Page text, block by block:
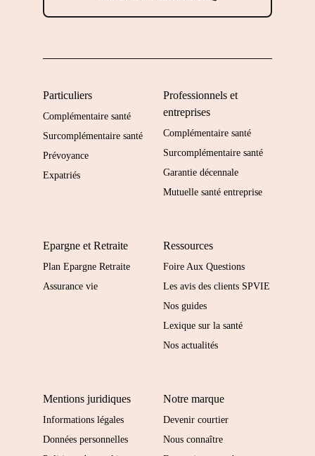
Particuliers
Complémentaire santé
Surcomplémentaire santé
Prévoyance
Expatriés
Professionnels et
entreprises
Complémentaire santé
Surcomplémentaire santé
Garantie décennale
Mutuelle santé entreprise
Epargne et Retraite
Plan Epargne Retraite
Assurance vie
Ressources
Foire Aux Questions
Les avis des clients SPVIE
Nos guides
Lexique sur la santé
Nos actualités
Mentions juridiques
Informations légales
Données personnelles
Notre marque
Devenir courtier
Nous connaître